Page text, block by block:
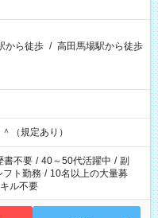
から徒歩 / 高田馬場駅から徒歩
（規定あり）
書不要 / 40～50代活躍中 / 副
フト勤務 / 10名以上の大量募
ル不要